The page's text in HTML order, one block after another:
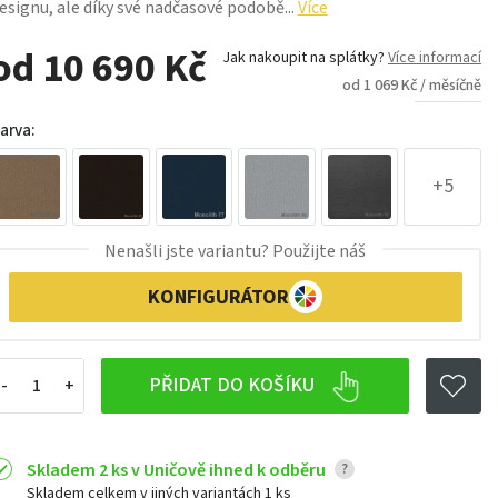
ale díky své nadčasové podobě...Více
10 690 Kč Jak nakoupit na splátky? Více informací
od 1 069 Kč / měsíčně
+5
PŘIDAT DO KOŠÍKU
Nenašli jste variantu? Použijte náš
KONFIGURÁTOR
Skladem 2 ks v Uničově ihned k odběru ?
Skladem celkem v jiných variantách 1 ks